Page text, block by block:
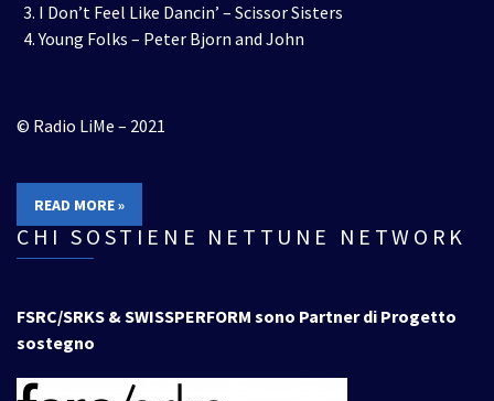
I Don’t Feel Like Dancin’ – Scissor Sisters
Young Folks – Peter Bjorn and John
© Radio LiMe – 2021
READ MORE »
CHI SOSTIENE NETTUNE NETWORK
FSRC/SRKS & SWISSPERFORM sono Partner di Progetto
sostegno